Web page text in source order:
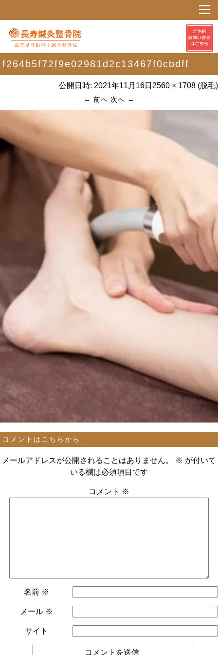
f264b5f72f9e02981d2c13467f0cbdff
公開日時: 2021年11月16日 2560 × 1708 (脱毛)
← 前へ 次へ →
コメントはこちらから
メールアドレスが公開されることはありません。 ※ が付いて
いる欄は必須項目です
コメント ※
名前 ※
メール ※
サイト